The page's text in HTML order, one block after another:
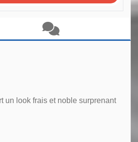
un look frais et noble surprenant